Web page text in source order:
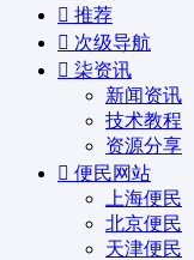
推荐
次级导航
柒资讯
新闻资讯
技术教程
资源分享
便民网站
上海便民
北京便民
天津便民